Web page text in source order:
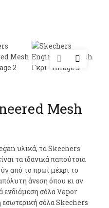
Mesh
υλικά, τα Skechers
τα ιδανικά παπούτσια
από το πρωί μέχρι το
άνεση όπου κι αν
ενδιάμεση σόλα Vapor
σόλα Skechers